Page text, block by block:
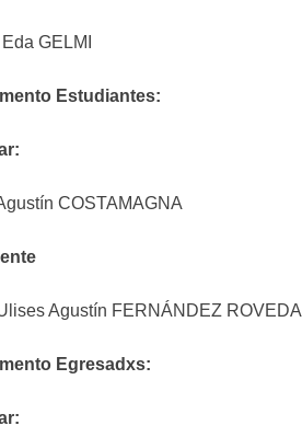
GELMI
Estudiantes:
COSTAMAGNA
Agustín FERNÁNDEZ ROVEDA
Egresadxs: